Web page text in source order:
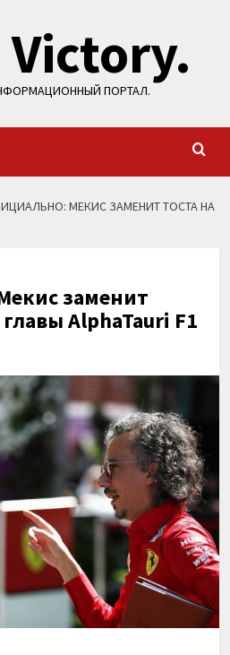
ПОРТАЛ.
МЕКИС ЗАМЕНИТ ТОСТА НА
заменит
AlphaTauri F1